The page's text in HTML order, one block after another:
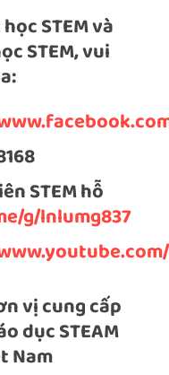
STEM và
STEM, vui
facebook
STEM hỗ
g/lnlumg837
vị cung cấp
dục STEAM
Nam